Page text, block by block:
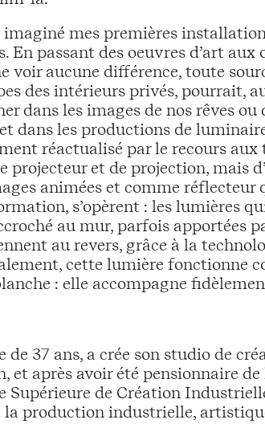
imaginé mes premières
En passant des oeuvres d’art
voir aucune différence, toute
des intérieurs privés, pourrait,
dans les images de nos rêves
dans les productions de
réactualisé par le recours aux
projecteur et de projection, mais
animées et comme
s’opèrent : les lumières
au mur, parfois apportées
au revers, grâce à la
cette lumière fonctionne
: elle accompagne
de 37 ans, a crée son studio de
et après avoir été pensionnaire
Supérieure de Création
la production industrielle,